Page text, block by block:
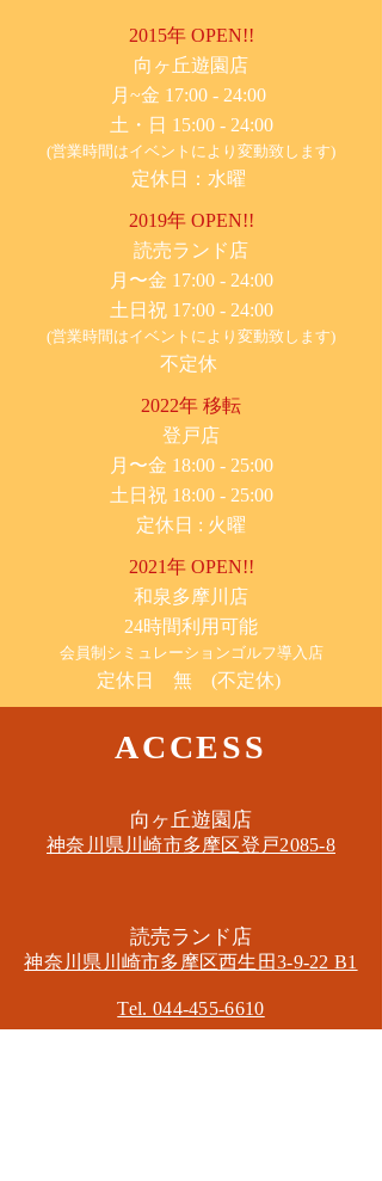
2015年 OPEN!!
​向ヶ丘遊園店
月~金 17:00 - 24:00
土・日 15:00 - 24:00
(営業時間はイベントにより変動致します)
定休日：水曜
2019年 OPEN!!
​読売ランド店
月〜金 17:00 - 24:00
土日祝 17:00 - 24:00
(営業時間はイベントにより変動致します)
不定休
2022年 移転
​登戸店
月〜金 18:00 - 25:00
土日祝 18:00 - 25:00
​定休日 : 火曜
2021年 OPEN!!
​和泉多摩川店
24時間利用可能
​会員制シミュレーションゴルフ導入店
定休日 無 (不定休)
ACCESS
​向ヶ丘遊園店
神奈川県川崎市多摩区​登戸2085-8
​読売ランド店
神奈川県川崎市多摩区​西生田3-9-22 B1
Tel. 044-455-6610